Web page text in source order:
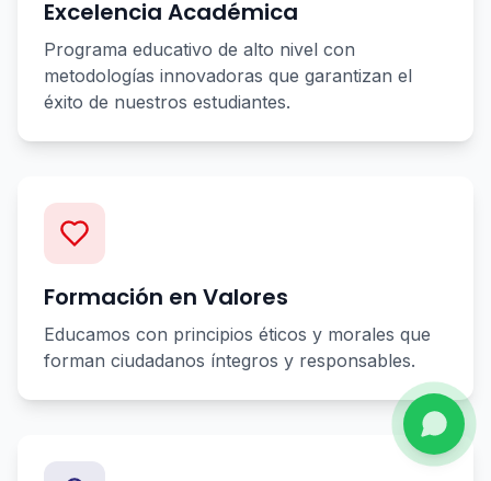
Excelencia Académica
Programa educativo de alto nivel con
metodologías innovadoras que garantizan el
éxito de nuestros estudiantes.
Formación en Valores
Educamos con principios éticos y morales que
forman ciudadanos íntegros y responsables.